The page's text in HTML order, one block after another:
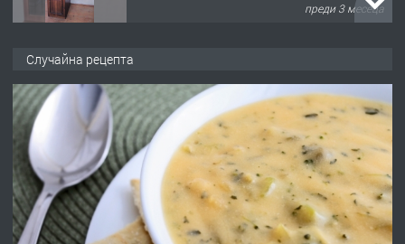
преди 3 месеца
преди 10 месеца
ПРЕДЛАГА
Професионална броячна машина -
със сертификат от ЕЦБ
Случайна рецепта